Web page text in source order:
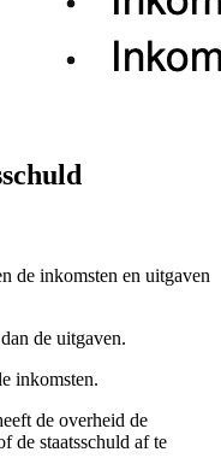
de inkomsten en uitgaven
de uitgaven.
inkomsten.
de overheid de
de staatsschuld af te